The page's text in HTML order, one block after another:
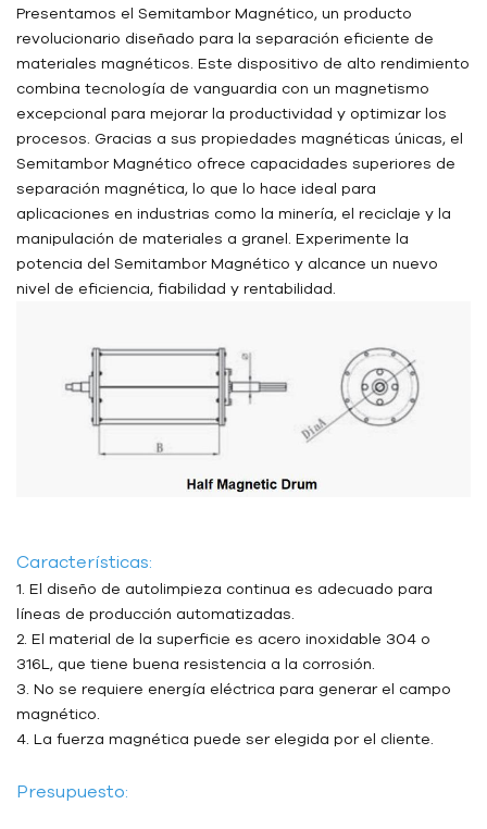
Presentamos el Semitambor Magnético, un producto
revolucionario diseñado para la separación eficiente de
materiales magnéticos. Este dispositivo de alto rendimiento
combina tecnología de vanguardia con un magnetismo
excepcional para mejorar la productividad y optimizar los
procesos. Gracias a sus propiedades magnéticas únicas, el
Semitambor Magnético ofrece capacidades superiores de
separación magnética, lo que lo hace ideal para
aplicaciones en industrias como la minería, el reciclaje y la
manipulación de materiales a granel. Experimente la
potencia del Semitambor Magnético y alcance un nuevo
nivel de eficiencia, fiabilidad y rentabilidad.
Características:
1. El diseño de autolimpieza continua es adecuado para
líneas de producción automatizadas.
2. El material de la superficie es acero inoxidable 304 o
316L, que tiene buena resistencia a la corrosión.
3. No se requiere energía eléctrica para generar el campo
magnético.
4. La fuerza magnética puede ser elegida por el cliente.
Presupuesto: